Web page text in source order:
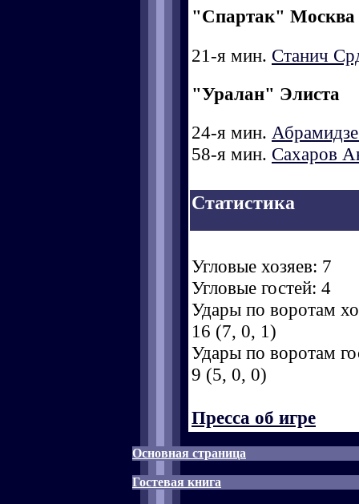
"Спартак" Москва
21-я мин. Станич
"Уралан" Элиста
24-я мин.
58-я мин. Сахаров
Статистика
Угловые хозяев: 7
Угловые гостей: 4
Удары по воротам
16 (7, 0, 1)
Удары по воротам
9 (5, 0, 0)
Пресса об игре
Основная страница
Гостевая книга